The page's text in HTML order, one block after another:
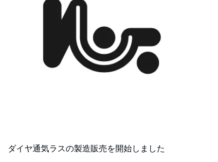
ダイヤ通気ラスの製造販売を開始しました